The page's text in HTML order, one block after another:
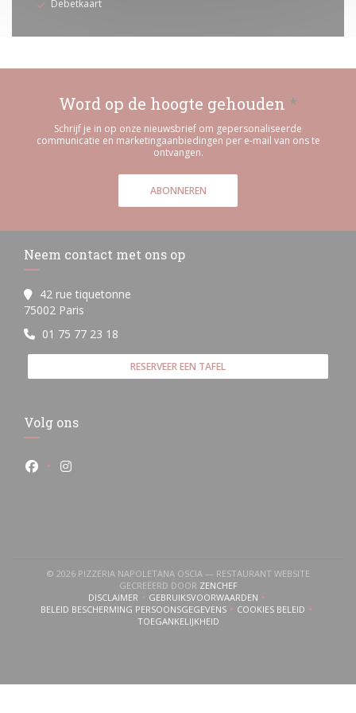
Debetkaart
Word op de hoogte gehouden *
Schrijf je in op onze nieuwsbrief om gepersonaliseerde
communicatie en marketingaanbiedingen per e-mail van ons te
ontvangen.
ABONNEREN
Neem contact met ons op
42 rue tiquetonne
75002 Paris
01 75 77 23 18
RESERVEER EEN TAFEL
Volg ons
Facebook ((opent in een nieuw venster))
Instagram ((opent in een nieuw venster))
© 2026 PIZZERIA NAPOLETANA OSCIA — RESTAURANT WEBSITE
GECREËERD DOOR ZENCHEF((OPENT IN EEN NIEUW
DISCLAIMER((OPENT IN EEN NIEUW VENSTER))
GEBRUIKSVOORWAARDEN((OPENT IN EEN NIEUW VENSTER))
BELEID BESCHERMING PERSOONSGEGEVENS
((OPENT IN EEN NIEUW VENSTER))
COOKIES BELEID((OPENT IN EEN
TOEGANKELIJKHEID((OPENT IN EEN NIEUW VENSTER))